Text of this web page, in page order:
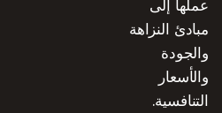
عملها إلى
مبادئ النزاهة
والجودة
والأسعار
التنافسية.